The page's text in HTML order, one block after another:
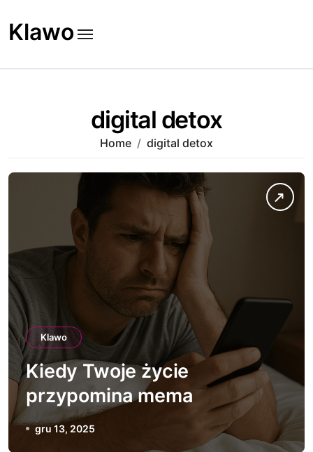
to
content
Klawo
digital detox
Home digital detox
Klawo
Kiedy Twoje życie
przypomina mema
gru 13, 2025